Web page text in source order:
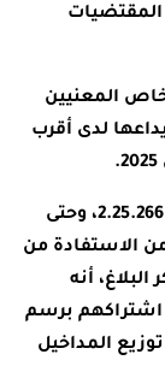
المعنيين
لدى أقرب
من جهة أخرى، وتطبيقا لمقتضيات المرسوم 2.25.266، وحتى
الاستفادة من
أنه
اشتراكهم برسم
المداخيل